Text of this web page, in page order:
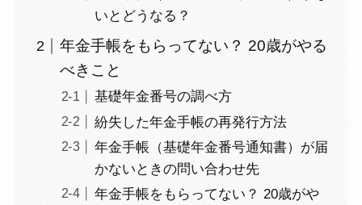
いとどうなる？
年金手帳をもらってない？ 20歳がやる
べきこと
基礎年金番号の調べ方
紛失した年金手帳の再発行方法
年金手帳（基礎年金番号通知書）が届
かないときの問い合わせ先
年金手帳をもらってない？ 20歳がや